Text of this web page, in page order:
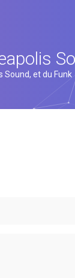
Sound, et du Funk